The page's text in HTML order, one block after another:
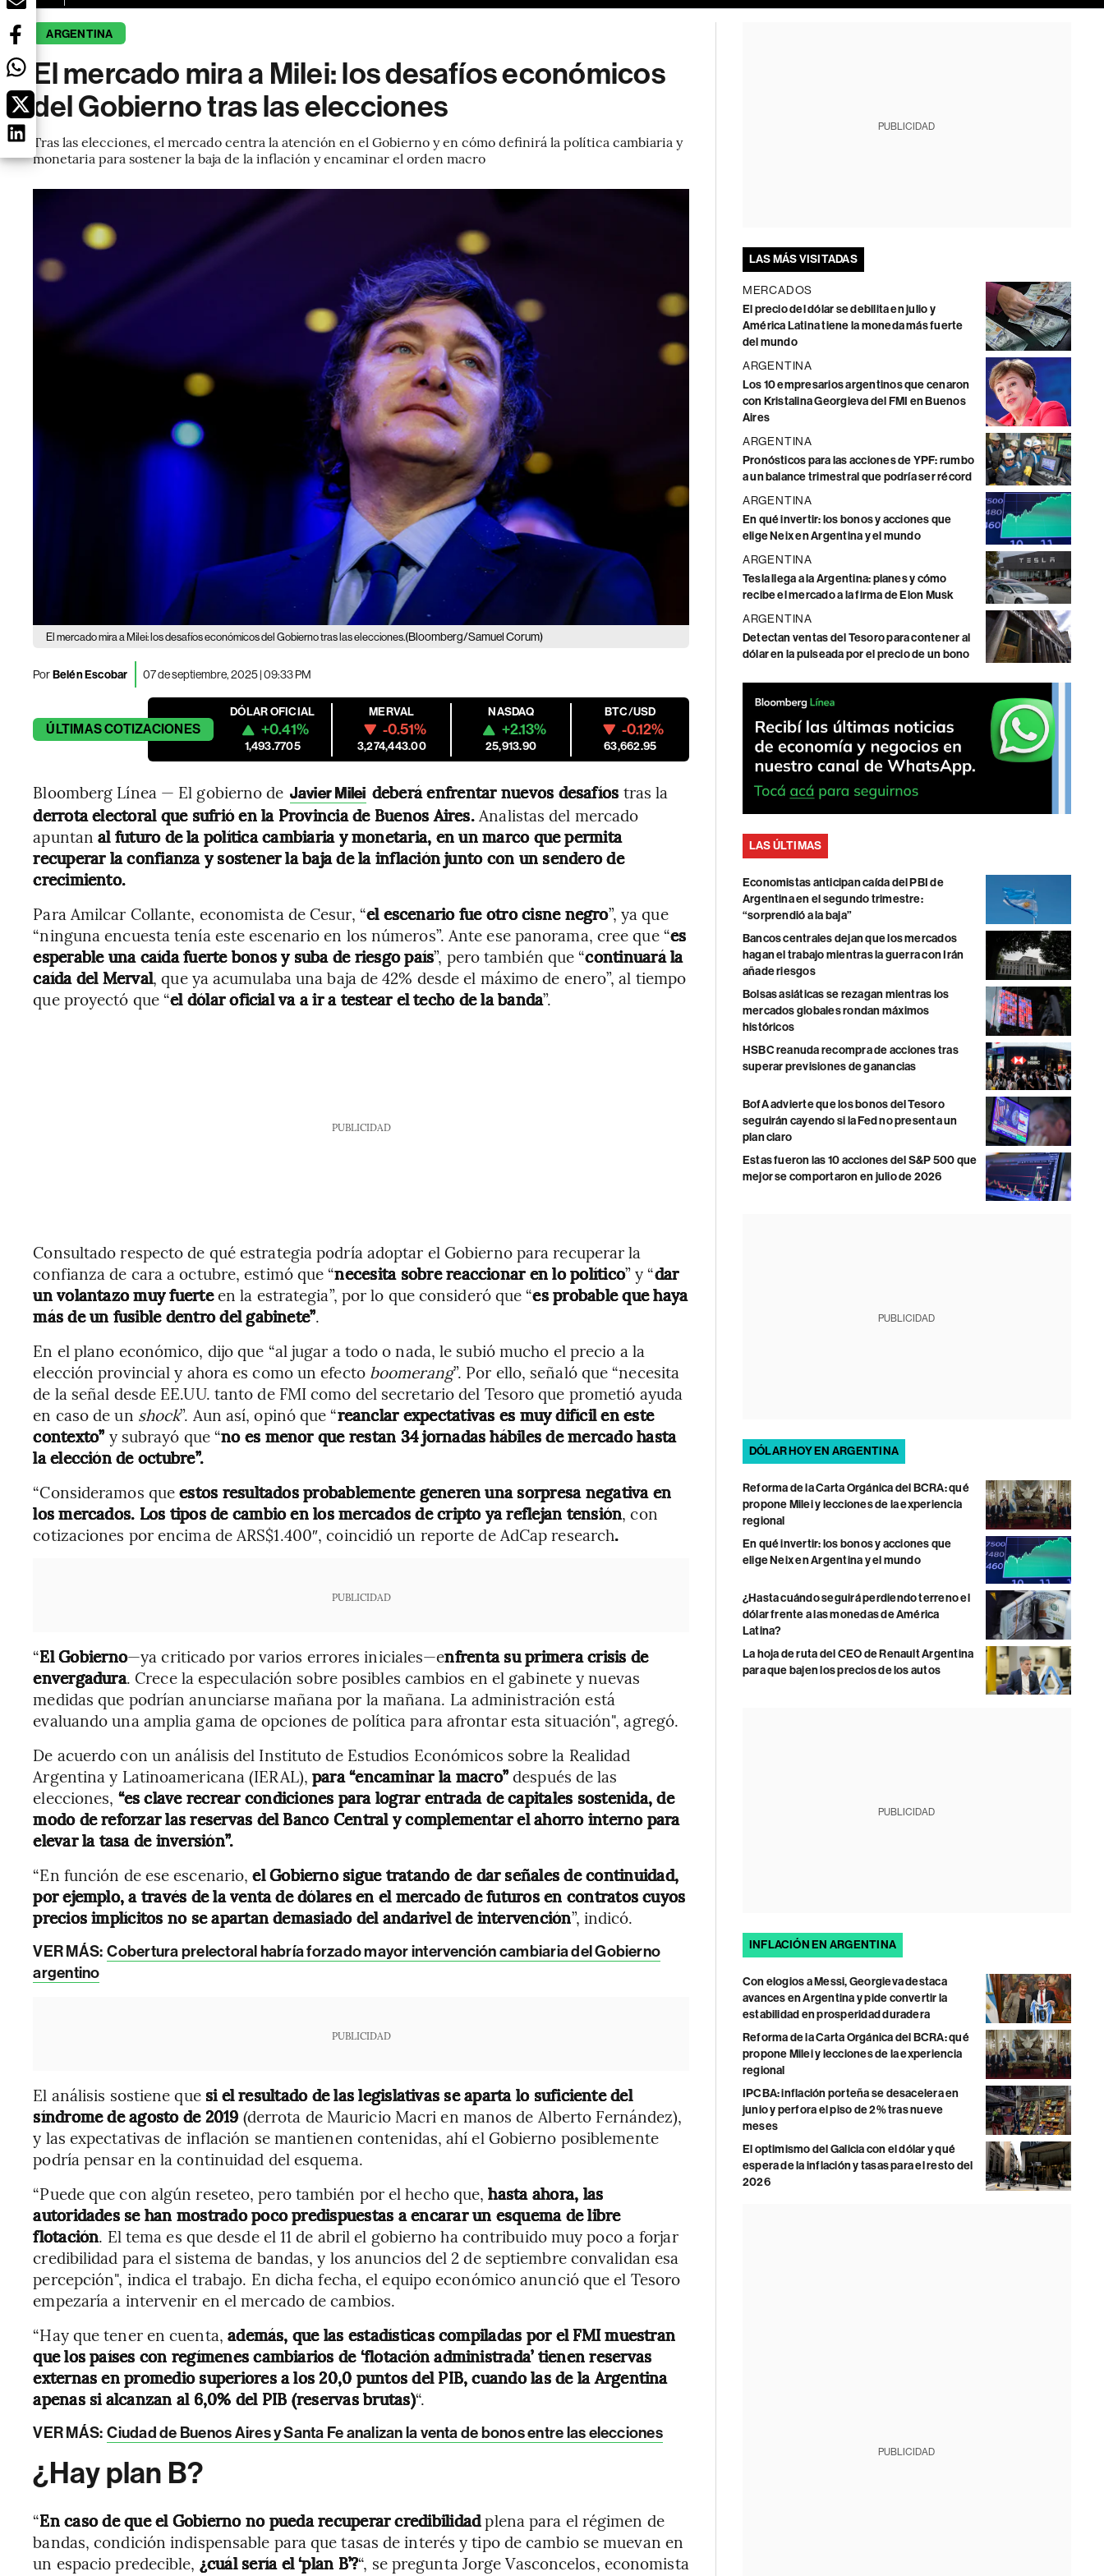
ARGENTINA
El mercado mira a Milei: los desafíos económicos
del Gobierno tras las elecciones
Tras las elecciones, el mercado centra la atención en el Gobierno y en cómo definirá la política cambiaria y
monetaria para sostener la baja de la inflación y encaminar el orden macro
El mercado mira a Milei: los desafíos económicos del Gobierno tras las elecciones.(Bloomberg/Samuel Corum)
PorBelén Escobar 07 de septiembre, 2025 | 09:33 PM
ÚLTIMASCOTIZACIONES
DÓLAR OFICIAL
+0.41%
1,493.7705
MERVAL
-0.51%
3,274,443.00
NASDAQ
+2.13%
25,913.90
BTC/USD
-0.12%
63,662.95
Bloomberg Línea — El gobierno de Javier Milei deberá enfrentar nuevos desafíos tras la
derrota electoral que sufrió en la Provincia de Buenos Aires. Analistas del mercado
apuntanal futuro de la política cambiaria y monetaria, en un marco que permita
recuperar la confianza y sostener la baja de la inflación junto con un sendero de
crecimiento.
Para Amilcar Collante, economista de Cesur, “el escenario fue otro cisne negro”, ya que
“ninguna encuesta tenía este escenario en los números”. Ante ese panorama, cree que “es
esperable una caída fuerte bonos y suba de riesgo país”, pero también que “continuará la
caída del Merval, que ya acumulaba una baja de 42% desde el máximo de enero”, al tiempo
que proyectó que “el dólar oficial va a ir a testear el techo de la banda”.
PUBLICIDAD
Consultado respecto de qué estrategia podría adoptar el Gobierno para recuperar la
confianza de cara a octubre, estimó que “necesita sobre reaccionar en lo político” y “dar
un volantazo muy fuerteen la estrategia”, por lo que consideró que “es probable que haya
más de un fusible dentro del gabinete”.
En el plano económico, dijo que “al jugar a todo o nada, le subió mucho el precio a la
elección provincial y ahora es como un efecto boomerang”. Por ello, señaló que “necesita
de la señal desde EE.UU. tanto de FMI como del secretario del Tesoro que prometió ayuda
en caso de un shock”. Aun así, opinó que “reanclar expectativas es muy difícil en este
contexto” y subrayó que “no es menor que restan 34 jornadas hábiles de mercado hasta
la elección de octubre”.
“Consideramos queestos resultados probablemente generen una sorpresa negativa en
los mercados. Los tipos de cambio en los mercados de cripto ya reflejan tensión, con
cotizaciones por encima de ARS$1.400″, coincidió un reporte de AdCap research.
PUBLICIDAD
“El Gobierno—ya criticado por varios errores iniciales—enfrenta su primera crisis de
envergadura. Crece la especulación sobre posibles cambios en el gabinete y nuevas
medidas que podrían anunciarse mañana por la mañana. La administración está
evaluando una amplia gama de opciones de política para afrontar esta situación", agregó.
De acuerdo con un análisis del Instituto de Estudios Económicos sobre la Realidad
Argentina y Latinoamericana (IERAL),para “encaminar la macro”después de las
elecciones, “es clave recrear condiciones para lograr entrada de capitales sostenida, de
modo de reforzar las reservas del Banco Central y complementar el ahorro interno para
elevar la tasa de inversión”.
“En función de ese escenario,el Gobierno sigue tratando de dar señales de continuidad,
por ejemplo, a través de la venta de dólares en el mercado de futuros en contratos cuyos
precios implícitos no se apartan demasiado del andarivel de intervención”, indicó.
VER MÁS: Cobertura prelectoral habría forzado mayor intervención cambiaria del Gobierno
argentino
PUBLICIDAD
El análisis sostiene que si el resultado de las legislativas se aparta lo suficiente del
síndrome de agosto de 2019 (derrota de Mauricio Macri en manos de Alberto Fernández),
y las expectativas de inflación se mantienen contenidas, ahí el Gobierno posiblemente
podría pensar en la continuidad del esquema.
“Puede que con algún reseteo, pero también por el hecho que,hasta ahora, las
autoridades se han mostrado poco predispuestas a encarar un esquema de libre
flotación. El tema es que desde el 11 de abril el gobierno ha contribuido muy poco a forjar
credibilidad para el sistema de bandas, y los anuncios del 2 de septiembre convalidan esa
percepción", indica el trabajo. En dicha fecha, el equipo económico anunció que el Tesoro
empezaría a intervenir en el mercado de cambios.
“Hay que tener en cuenta, además, que las estadísticas compiladas por el FMI muestran
que los países con regímenes cambiarios de ‘flotación administrada’ tienen reservas
externas en promedio superiores a los 20,0 puntos del PIB, cuando las de la Argentina
apenas si alcanzan al 6,0% del PIB (reservas brutas)“.
VER MÁS: Ciudad de Buenos Aires y Santa Fe analizan la venta de bonos entre las elecciones
¿Hay plan B?
“En caso de que el Gobierno no pueda recuperar credibilidadplena para el régimen de
bandas, condición indispensable para que tasas de interés y tipo de cambio se muevan en
un espacio predecible, ¿cuál sería el ‘plan B’?“, se pregunta Jorge Vasconcelos, economista
PUBLICIDAD
LAS MÁS VISITADAS
MERCADOS
El precio del dólar se debilita en julio y
América Latina tiene la moneda más fuerte
del mundo
ARGENTINA
Los 10 empresarios argentinos que cenaron
con Kristalina Georgieva del FMI en Buenos
Aires
ARGENTINA
Pronósticos para las acciones de YPF: rumbo
a un balance trimestral que podría ser récord
ARGENTINA
En qué invertir: los bonos y acciones que
elige Neix en Argentina y el mundo
ARGENTINA
Tesla llega a la Argentina: planes y cómo
recibe el mercado a la firma de Elon Musk
ARGENTINA
Detectan ventas del Tesoro para contener al
dólar en la pulseada por el precio de un bono
LAS ÚLTIMAS
Economistas anticipan caída del PBI de
Argentina en el segundo trimestre:
“sorprendió a la baja”
Bancos centrales dejan que los mercados
hagan el trabajo mientras la guerra con Irán
añade riesgos
Bolsas asiáticas se rezagan mientras los
mercados globales rondan máximos
históricos
HSBC reanuda recompra de acciones tras
superar previsiones de ganancias
BofA advierte que los bonos del Tesoro
seguirán cayendo si la Fed no presenta un
plan claro
Estas fueron las 10 acciones del S&P 500 que
mejor se comportaron en julio de 2026
PUBLICIDAD
DÓLAR HOY EN ARGENTINA
Reforma de la Carta Orgánica del BCRA: qué
propone Milei y lecciones de la experiencia
regional
En qué invertir: los bonos y acciones que
elige Neix en Argentina y el mundo
¿Hasta cuándo seguirá perdiendo terreno el
dólar frente a las monedas de América
Latina?
La hoja de ruta del CEO de Renault Argentina
para que bajen los precios de los autos
PUBLICIDAD
INFLACIÓN EN ARGENTINA
Con elogios a Messi, Georgieva destaca
avances en Argentina y pide convertir la
estabilidad en prosperidad duradera
Reforma de la Carta Orgánica del BCRA: qué
propone Milei y lecciones de la experiencia
regional
IPCBA: inflación porteña se desacelera en
junio y perfora el piso de 2% tras nueve
meses
El optimismo del Galicia con el dólar y qué
espera de la inflación y tasas para el resto del
2026
PUBLICIDAD